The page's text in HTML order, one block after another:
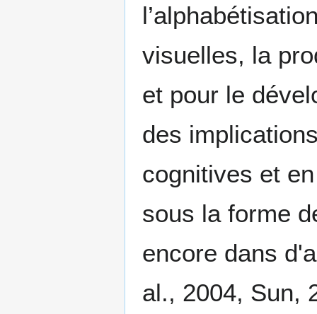
visuelles, la
et pour le
des
cognitives et
sous la forme
encore dans
al., 2004, Sun,